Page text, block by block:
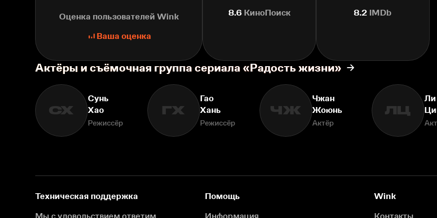
Оценка пользователей Wink
Ваша оценка
8.6КиноПоиск 8.2 IMDb
Актёры и съёмочная группа сериала «Радость жизни»
СХ
Сунь
Хао
Режиссёр
ГХ
Гао
Хань
Режиссёр
ЧЖ
Чжан
Жоюнь
Актёр
ЛЦ
Ли
Техническая поддержка
Мы с удовольствием ответим
Помощь
Информация
Wink
Контакты